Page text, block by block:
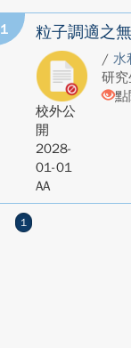
1 粒子調適之
校外公
開
2028-
01-01
AA
/ 水
研
點
1